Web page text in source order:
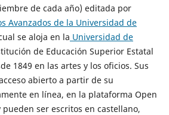
de cada año) editada por
Avanzados de la Universidad de
se aloja en la Universidad de
de Educación Superior Estatal
1849 en las artes y los oficios. Sus
abierto a partir de su
en línea, en la plataforma Open
pueden ser escritos en castellano,